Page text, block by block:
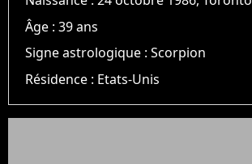
Âge :39 ans
Signe astrologique :Scorpion
Résidence : Etats-Unis